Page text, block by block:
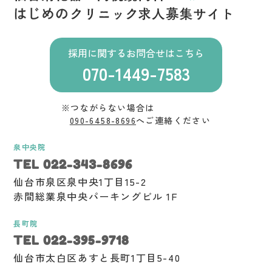
採用に関するお問合せはこちら
070-1449-7583
※つながらない場合は
090-6458-8696へご連絡ください
泉中央院
TEL 022-343-8696
仙台市泉区泉中央1丁目15-2
赤間総業泉中央パーキングビル 1F
長町院
TEL 022-395-9718
仙台市太白区あすと長町1丁目5-40